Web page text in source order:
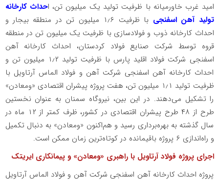
امید غرب خاورمیانه با ظرفیت تولید یک میلیون تن، احداث کارخانه
تولید آهن اسفنجی
با ظرفیت ۱٫۶ میلیون تن در منطقه بیجار و
احداث کارخانه ذوب و فولادسازی با ظرفیت یک میلیون تن در منطقه
قروه توسط شرکت صنایع فولاد کردستان، احداث کارخانه آهن
اسفنجی شرکت فولاد اقلید پارس با ظرفیت تولید ۱٫۲ میلیون تن و
احداث کارخانه آهن اسفنجی شرکت آهن و فولاد الماس آرتاویل با
ظرفیت تولید ۱٫۱ میلیون تن، هفت پروژه پیشران اقتصادی «ومعادن»
را تشکیل می‌دهند. در این بین، نیروگاه سمنان به عنوان نخستین
طرح از ۴۸ طرح پیشران اقتصادی در کشور، ظرف کمتر از ۱۲ ماه در
سال گذشته به بهره‌برداری رسید و هم‌اکنون «ومعادن» به دنبال تکمیل
و راه‌اندازی ۶ پروژه باقیمانده در کوتاه‌ترین زمان ممکن است.
اجرای پروژه فولاد آرتاویل با راهبری «ومعادن» و پیمانکاری ایریتک
پروژه احداث کارخانه آهن اسفنجی شرکت آهن و فولاد الماس آرتاویل